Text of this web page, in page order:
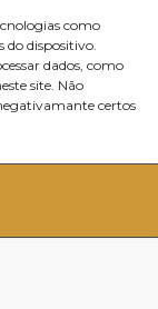
como
do dispositivo.
dados, como
site. Não
certos